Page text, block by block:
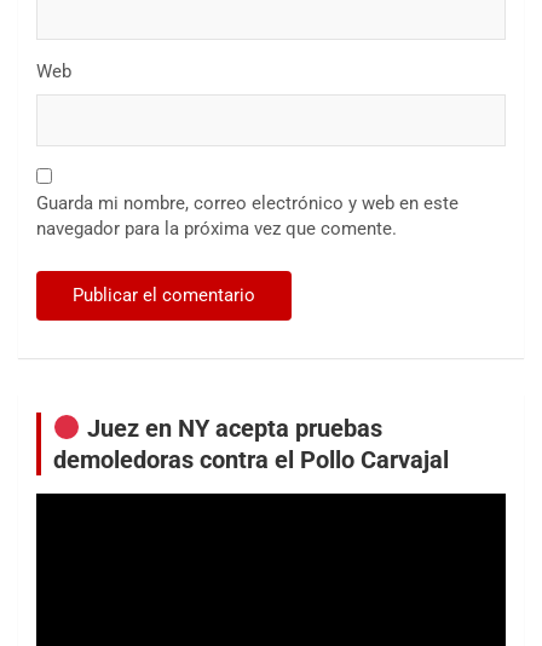
Web
Guarda mi nombre, correo electrónico y web en este
navegador para la próxima vez que comente.
Juez en NY acepta pruebas
demoledoras contra el Pollo Carvajal